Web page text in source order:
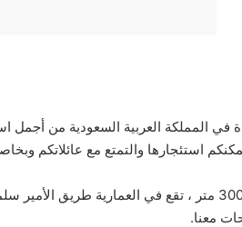
المملكة العربية السعودية من أجمل
استئجارها والتمتع مع عائلاتكم
معنا.